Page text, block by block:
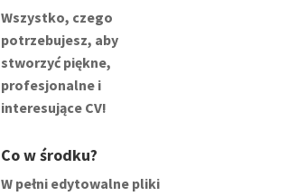
Wszystko, czego
potrzebujesz, aby
stworzyć piękne,
profesjonalne i
interesujące CV!
Co w środku?
W pełni edytowalne pliki